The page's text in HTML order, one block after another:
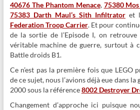
40676 The Phantom Menace, 75380
75383 Darth Maul’s Sith Infiltratoret
Federation Troop Carrier. Et pour
de la sortie de l’Episode I, on
véritable machine de guerre, surtout à
Battle droids B1.
Ce n’est pas la première fois que LEGO
de ce sujet, nous l’avions déjà eue dans la
2000 sous la référence8002 Destroyer
Changement d’approche ici puisque